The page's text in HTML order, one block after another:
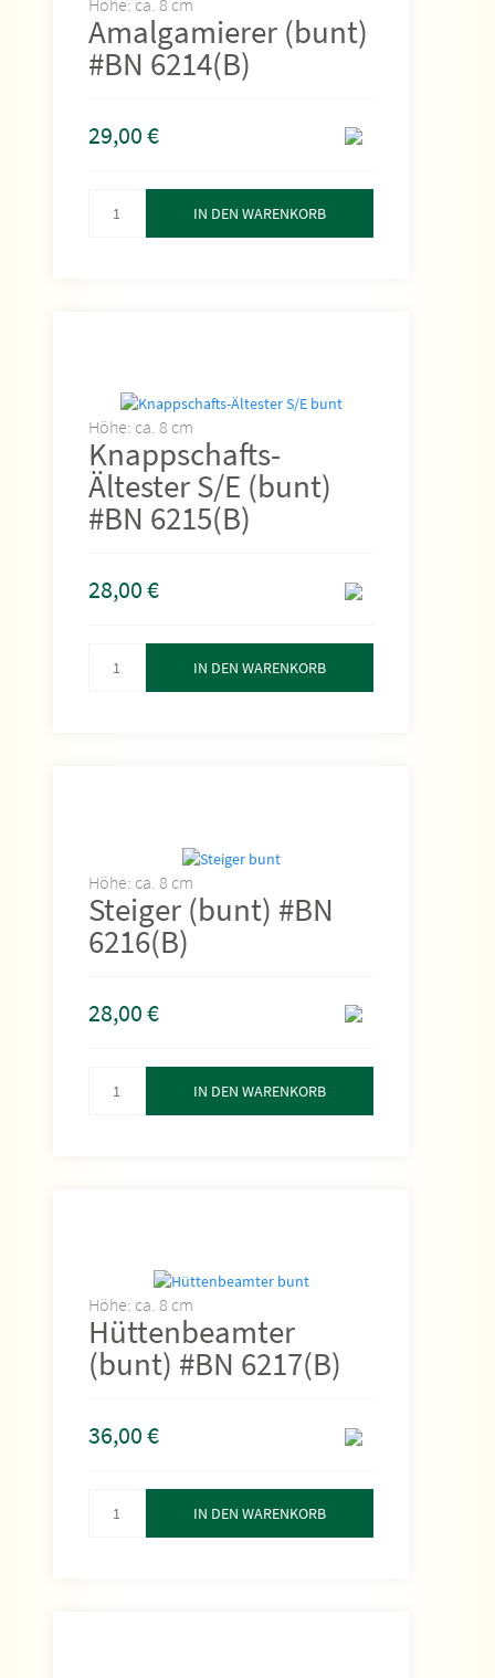
Amalgamierer (bunt)
#BN 6214(B)
29,00€
IN DEN WARENKORB
Höhe: ca. 8 cm
Knappschafts-
Ältester S/E (bunt)
#BN 6215(B)
28,00€
IN DEN WARENKORB
Höhe: ca. 8 cm
Steiger (bunt) #BN
6216(B)
28,00€
IN DEN WARENKORB
Höhe: ca. 8 cm
Hüttenbeamter
(bunt) #BN 6217(B)
36,00€
IN DEN WARENKORB